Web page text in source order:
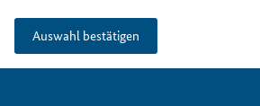
Auswahl bestätigen